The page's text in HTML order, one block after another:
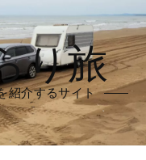
り旅
紹介するサイト